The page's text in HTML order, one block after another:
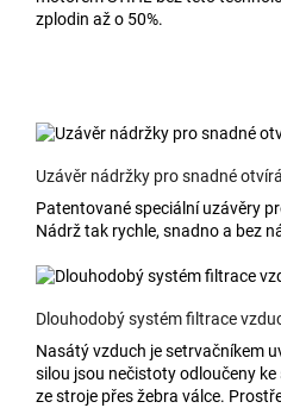
zplodin až o 50%.
Uzávěr nádržky pro snadné
Patentované speciální uzávěry
Nádrž tak rychle, snadno a bez
Dlouhodobý systém filtrace
Nasátý vzduch je setrvačníkem
silou jsou nečistoty odloučeny ke
ze stroje přes žebra válce.